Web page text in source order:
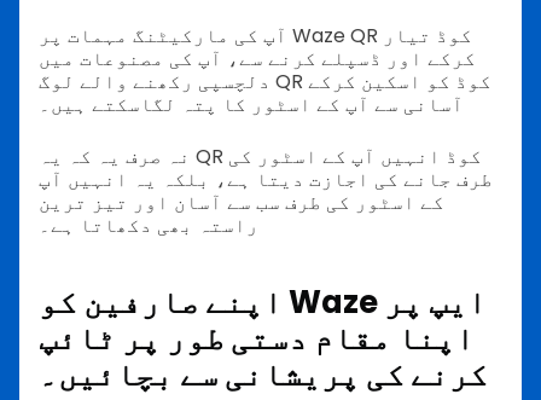
آپ کی مارکیٹنگ مہمات پر Waze QR کوڈ تیار
کرکے اور ڈسپلے کرنے سے، آپ کی مصنوعات میں
دلچسپی رکھنے والے لوگ QR کوڈ کو اسکین کرکے
آسانی سے آپ کے اسٹور کا پتہ لگاسکتے ہیں۔
نہ صرف یہ کہ یہ QR کوڈ انہیں آپ کے اسٹور کی
طرف جانے کی اجازت دیتا ہے، بلکہ یہ انہیں آپ
کے اسٹور کی طرف سب سے آسان اور تیز ترین
راستہ بھی دکھاتا ہے۔
اپنے صارفین کو Waze ایپ پر
اپنا مقام دستی طور پر ٹائپ
کرنے کی پریشانی سے بچائیں۔